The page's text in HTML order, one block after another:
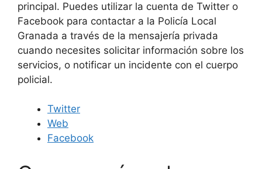
principal. Puedes utilizar la cuenta de Twitter o
Facebook para contactar a la Policía Local
Granada a través de la mensajería privada
cuando necesites solicitar información sobre los
servicios, o notificar un incidente con el cuerpo
policial.
Twitter
Web
Facebook